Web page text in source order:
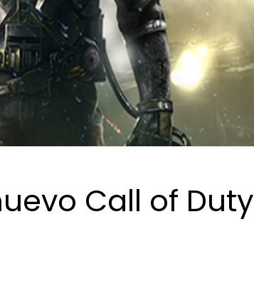
Call of Duty